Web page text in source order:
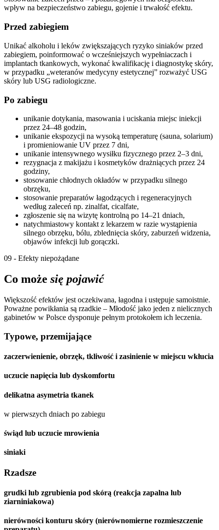
wpływ na bezpieczeństwo zabiegu, gojenie i trwałość efektu.
Przed zabiegiem
Unikać alkoholu i leków zwiększających ryzyko siniaków przed
zabiegiem, poinformować o wcześniejszych wypełniaczach i
implantach tkankowych, wykonać kwalifikację i diagnostykę skóry,
w przypadku „weteranów medycyny estetycznej” rozważyć USG
skóry lub USG radiologiczne.
Po zabiegu
unikanie dotykania, masowania i uciskania miejsc iniekcji
przez 24–48 godzin,
unikanie ekspozycji na wysoką temperaturę (sauna, solarium)
i promieniowanie UV przez 7 dni,
unikanie intensywnego wysiłku fizycznego przez 2–3 dni,
rezygnacja z makijażu i kosmetyków drażniących przez 24
godziny,
stosowanie chłodnych okładów w przypadku silnego
obrzęku,
stosowanie preparatów łagodzących i regeneracyjnych
według zaleceń np. zinalfat, cicalfate,
zgłoszenie się na wizytę kontrolną po 14–21 dniach,
natychmiastowy kontakt z lekarzem w razie wystąpienia
silnego obrzęku, bólu, zblednięcia skóry, zaburzeń widzenia,
objawów infekcji lub gorączki.
09 - Efekty niepożądane
Co może się pojawić
Większość efektów jest oczekiwana, łagodna i ustępuje samoistnie.
Poważne powikłania są rzadkie – Młodość jako jeden z nielicznych
gabinetów w Polsce dysponuje pełnym protokołem ich leczenia.
Typowe, przemijające
zaczerwienienie, obrzęk, tkliwość i zasinienie w miejscu wkłucia
uczucie napięcia lub dyskomfortu
delikatna asymetria tkanek
w pierwszych dniach po zabiegu
świąd lub uczucie mrowienia
siniaki
Rzadsze
grudki lub zgrubienia pod skórą (reakcja zapalna lub
ziarniniakowa)
nierówności konturu skóry (nierównomierne rozmieszczenie